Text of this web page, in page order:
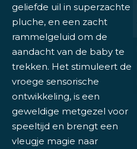
geliefde uil in superzachte
pluche, en een zacht
rammelgeluid om de
aandacht van de baby te
trekken. Het stimuleert de
vroege sensorische
ontwikkeling, is een
geweldige metgezel voor
speeltijd en brengt een
vleugje magie naar